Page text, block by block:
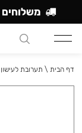
דף הבית \ תערובת לעישון
משלוחים